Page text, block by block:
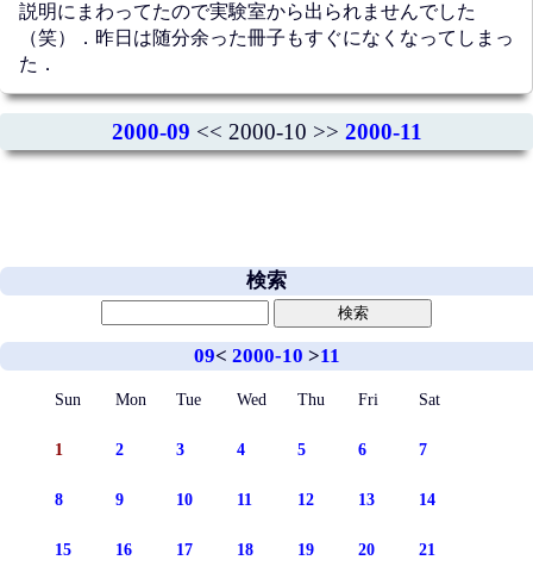
説明にまわってたので実験室から出られませんでした
（笑）．昨日は随分余った冊子もすぐになくなってしまっ
た．
2000-09 << 2000-10 >> 2000-11
検索
09< 2000-10 >11
Sun Mon Tue Wed Thu Fri Sat
1 2 3 4 5 6 7
8 9 10 11 12 13 14
15 16 17 18 19 20 21